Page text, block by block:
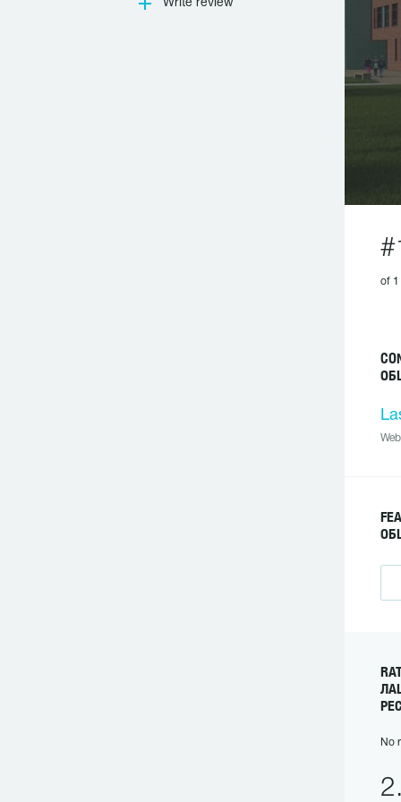
Write review
of 1
No